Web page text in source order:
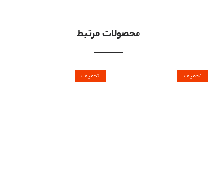
محصولات مرتبط
تخفیف تخفیف